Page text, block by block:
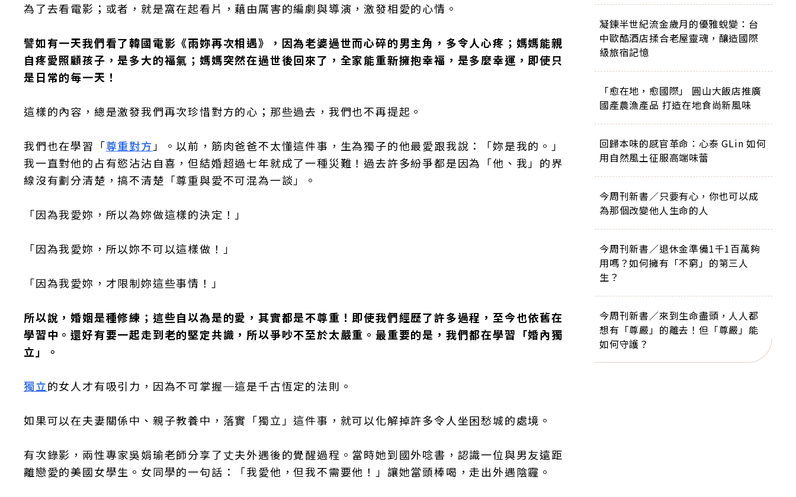
為了去看電影；或者，就是窩在起看片，藉由厲害的編劇與導演，激發相愛的心情。
譬如有一天我們看了韓國電影《雨妳再次相遇》，因為老婆過世而心碎的男主角，多令人心疼；媽媽能親
自疼愛照顧孩子，是多大的福氣；媽媽突然在過世後回來了，全家能重新擁抱幸福，是多麼幸運，即使只
是日常的每一天！
這樣的內容，總是激發我們再次珍惜對方的心；那些過去，我們也不再提起。
我們也在學習「尊重對方 」。以前，筋肉爸爸不太懂這件事，生為獨子的他最愛跟我說：「妳是我的。」
我一直對他的占有慾沾沾自喜，但結婚超過七年就成了一種災難！過去許多紛爭都是因為「他、我」的界
線沒有劃分清楚，搞不清楚「尊重與愛不可混為一談」。
「因為我愛妳，所以為妳做這樣的決定！」
「因為我愛妳，所以妳不可以這樣做！」
「因為我愛妳，才限制妳這些事情！」
所以說，婚姻是種修練；這些自以為是的愛，其實都是不尊重！即使我們經歷了許多過程，至今也依舊在
學習中。還好有要一起走到老的堅定共識，所以爭吵不至於太嚴重。最重要的是，我們都在學習「婚內獨
立」。
獨立的女人才有吸引力，因為不可掌握─這是千古恆定的法則。
如果可以在夫妻關係中、親子教養中，落實「獨立」這件事，就可以化解掉許多令人坐困愁城的處境。
有次錄影，兩性專家吳娟瑜老師分享了丈夫外遇後的覺醒過程。當時她到國外唸書，認識一位與男友遠距
離戀愛的美國女學生。女同學的一句話：「我愛他，但我不需要他！」讓她當頭棒喝，走出外遇陰霾。
凝鍊半世紀流金歲月的優雅蛻變：台
中歐酷酒店揉合老屋靈魂，釀造國際
級旅宿記憶
「愈在地，愈國際」 圓山大飯店推廣
國產農漁產品 打造在地食尚新風味
回歸本味的感官革命：心泰 GLin 如何
用自然風土征服高端味蕾
今周刊新書／只要有心，你也可以成
為那個改變他人生命的人
今周刊新書／退休金準備1千1百萬夠
用嗎？如何擁有「不窮」的第三人
生？
今周刊新書／來到生命盡頭，人人都
想有「尊嚴」的離去！但「尊嚴」能
如何守護？